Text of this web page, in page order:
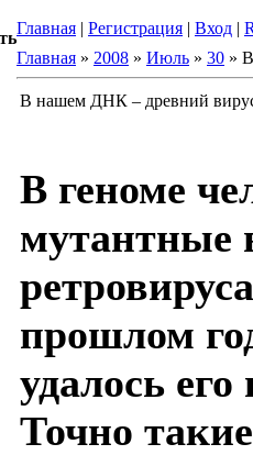
Главная | Регистрация | Вход |
Главная » 2008 » Июль » 30 »
В нашем ДНК – древний
В геноме
мутантные
прошлом
удалось его
Точно